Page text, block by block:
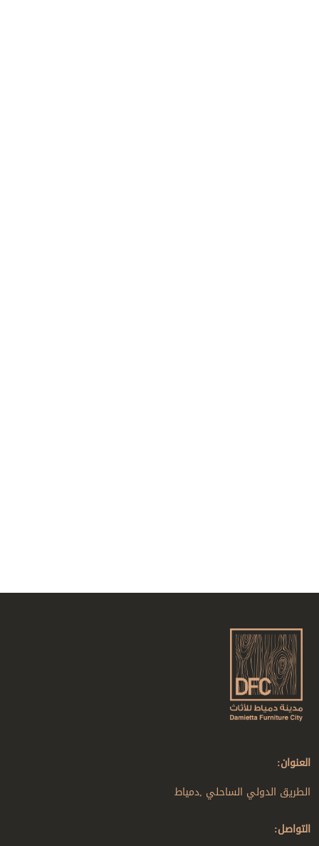
العنوان:
الطريق الدولي الساحلي ,دمياط
التواصل: